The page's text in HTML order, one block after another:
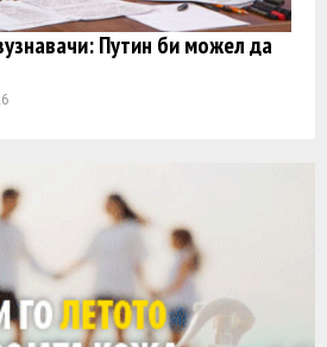
Путин би можел да